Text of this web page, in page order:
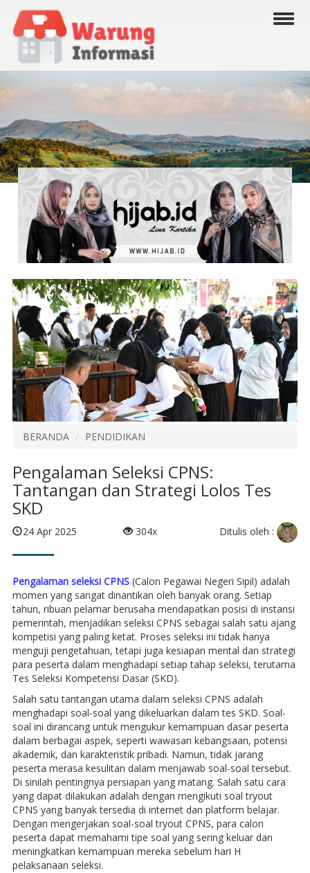
BERANDA PENDIDIKAN
Pengalaman Seleksi CPNS:
Tantangan dan Strategi Lolos Tes
SKD
24 Apr 2025 304x Ditulis oleh :
Pengalaman seleksi CPNS(Calon Pegawai Negeri Sipil) adalah
momen yang sangat dinantikan oleh banyak orang. Setiap
tahun, ribuan pelamar berusaha mendapatkan posisi di instansi
pemerintah, menjadikan seleksi CPNS sebagai salah satu ajang
kompetisi yang paling ketat. Proses seleksi ini tidak hanya
menguji pengetahuan, tetapi juga kesiapan mental dan strategi
para peserta dalam menghadapi setiap tahap seleksi, terutama
Tes Seleksi Kompetensi Dasar (SKD).
Salah satu tantangan utama dalam seleksi CPNS adalah
menghadapi soal-soal yang dikeluarkan dalam tes SKD. Soal-
soal ini dirancang untuk mengukur kemampuan dasar peserta
dalam berbagai aspek, seperti wawasan kebangsaan, potensi
akademik, dan karakteristik pribadi. Namun, tidak jarang
peserta merasa kesulitan dalam menjawab soal-soal tersebut.
Di sinilah pentingnya persiapan yang matang. Salah satu cara
yang dapat dilakukan adalah dengan mengikuti soal tryout
CPNS yang banyak tersedia di internet dan platform belajar.
Dengan mengerjakan soal-soal tryout CPNS, para calon
peserta dapat memahami tipe soal yang sering keluar dan
meningkatkan kemampuan mereka sebelum hari H
pelaksanaan seleksi.